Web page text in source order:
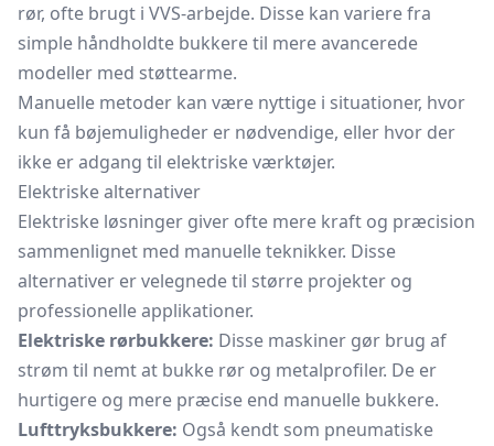
rør, ofte brugt i VVS-arbejde. Disse kan variere fra
simple håndholdte bukkere til mere avancerede
modeller med støttearme.
Manuelle metoder kan være nyttige i situationer, hvor
kun få bøjemuligheder er nødvendige, eller hvor der
ikke er adgang til elektriske værktøjer.
Elektriske alternativer
Elektriske løsninger giver ofte mere kraft og præcision
sammenlignet med manuelle teknikker. Disse
alternativer er velegnede til større projekter og
professionelle applikationer.
Elektriske rørbukkere: Disse maskiner gør brug af
strøm til nemt at bukke rør og metalprofiler. De er
hurtigere og mere præcise end manuelle bukkere.
Lufttryksbukkere: Også kendt som pneumatiske